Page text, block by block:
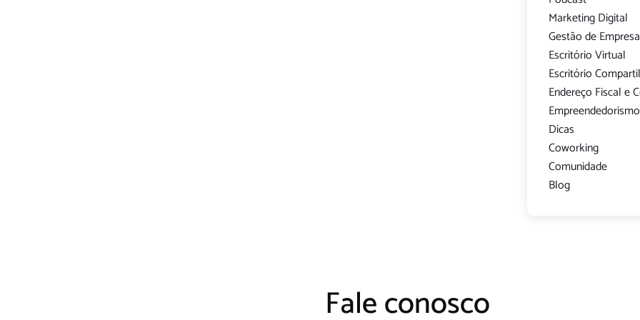
Marketing Digital
Gestão de
Escritório Virtual
Escritório
Endereço Fiscal e
Empreendedorismo
Dicas
Coworking
Comunidade
Blog
Fale conosco